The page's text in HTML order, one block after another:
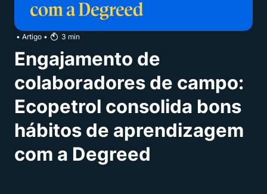
• Artigo • 3 min
Engajamento de
colaboradores de campo:
Ecopetrol consolida bons
hábitos de aprendizagem
com a Degreed